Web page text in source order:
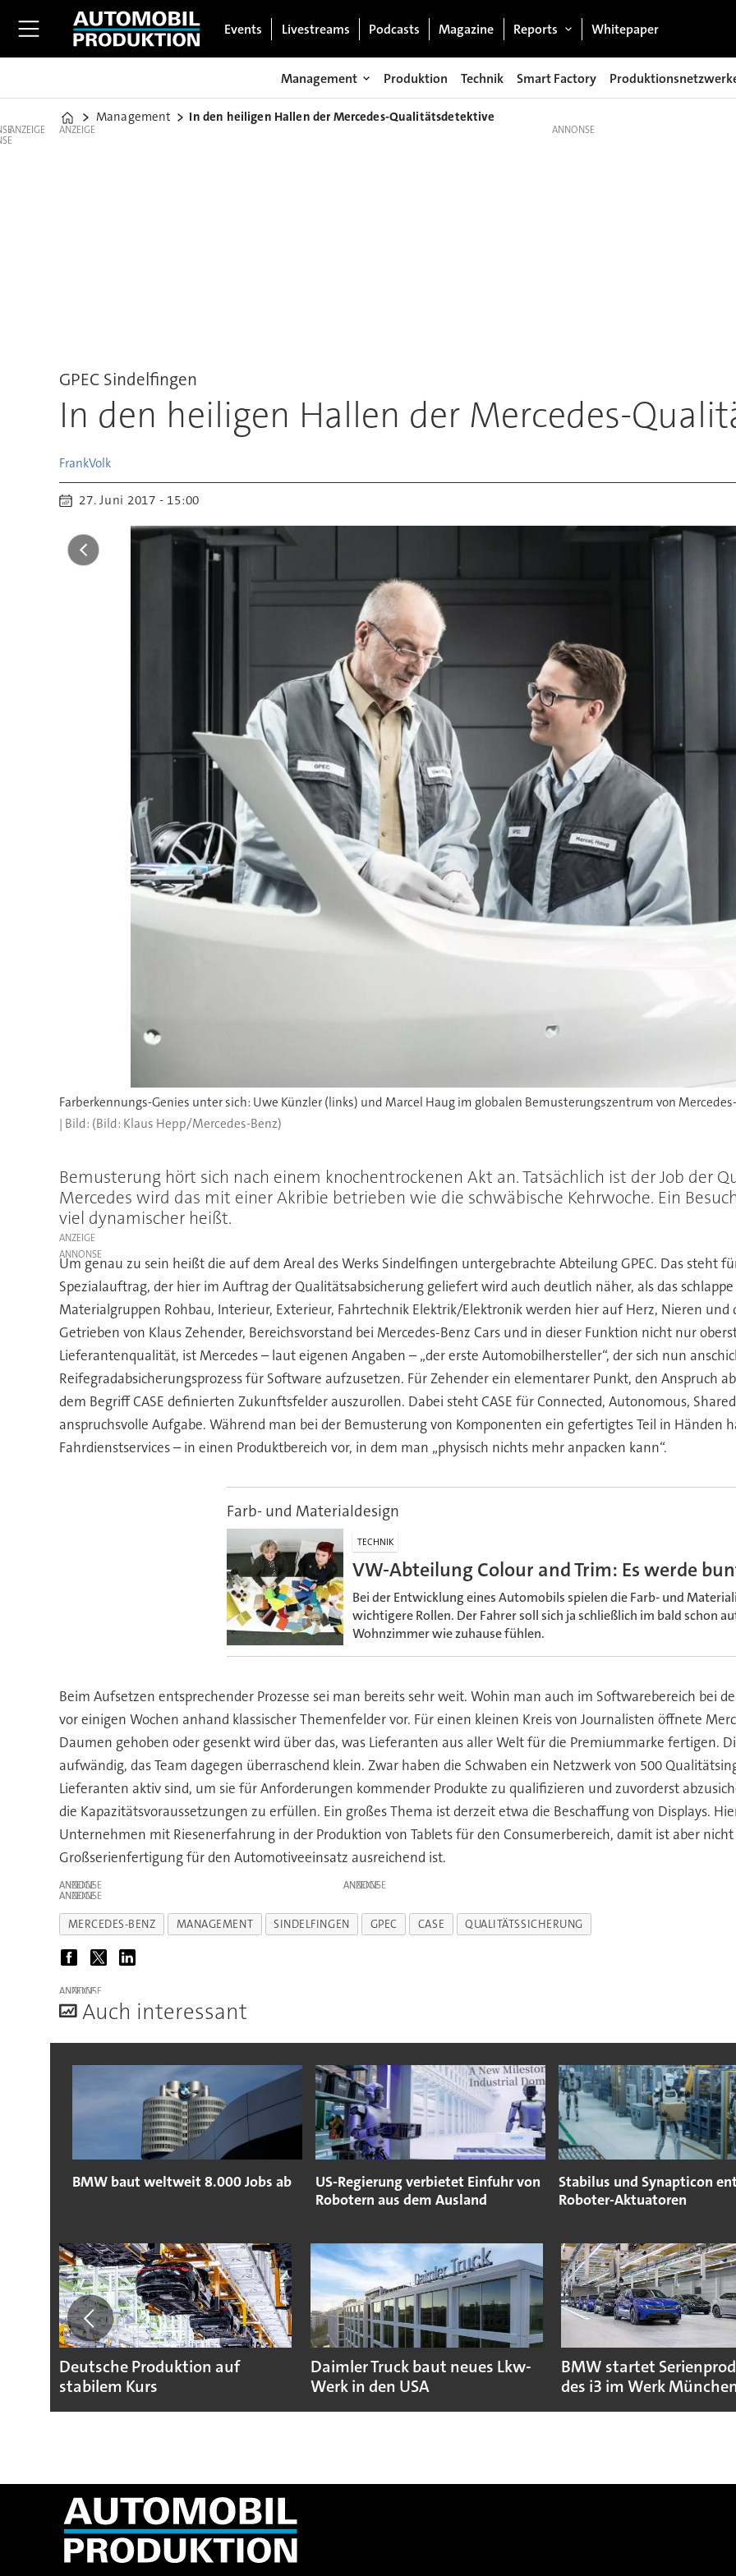
Events Livestreams Podcasts Magazine Reports Whitepaper
Management Produktion Technik Smart Factory
Home
Management In den heiligen Hallen der Mercedes-Qualitätsdetektive
ANZEIGE ANZEIGE
GPEC Sindelfingen
In den heiligen Hallen der Mercedes-
FrankVolk
27. Juni 2017 - 15:00
Farberkennungs-Genies unter sich: Uwe Künzler (links) und Marcel Haug im globalen Bemusterungszentrum von
(Bild: Klaus Hepp/Mercedes-Benz)
Bemusterung hört sich nach einem knochentrockenen Akt an. Tatsächlich ist der Job der
Mercedes wird das mit einer Akribie betrieben wie die schwäbische Kehrwoche. Ein
viel dynamischer heißt.
ANZEIGE
Um genau zu sein heißt die auf dem Areal des Werks Sindelfingen untergebrachte Abteilung GPEC. Das steht
Spezialauftrag, der hier im Auftrag der Qualitätsabsicherung geliefert wird auch deutlich näher, als das schlappe
Materialgruppen Rohbau, Interieur, Exterieur, Fahrtechnik Elektrik/Elektronik werden hier auf Herz, Nieren
Getrieben von Klaus Zehender, Bereichsvorstand bei Mercedes-Benz Cars und in dieser Funktion nicht nur
Lieferantenqualität, ist Mercedes – laut eigenen Angaben – „der erste Automobilhersteller“, der sich nun
Reifegradabsicherungsprozess für Software aufzusetzen. Für Zehender ein elementarer Punkt, den Anspruch
dem Begriff CASE definierten Zukunftsfelder auszurollen. Dabei steht CASE für Connected, Autonomous,
anspruchsvolle Aufgabe. Während man bei der Bemusterung von Komponenten ein gefertigtes Teil in Händen
Fahrdienstservices – in einen Produktbereich vor, in dem man „physisch nichts mehr anpacken kann“.
Farb- und Materialdesign
TECHNIK
VW-Abteilung Colour and Trim: Es werde
Bei der Entwicklung eines Automobils spielen die Farb- und
wichtigere Rollen. Der Fahrer soll sich ja schließlich im bald schon
Wohnzimmer wie zuhause fühlen.
Beim Aufsetzen entsprechender Prozesse sei man bereits sehr weit. Wohin man auch im Softwarebereich bei
vor einigen Wochen anhand klassischer Themenfelder vor. Für einen kleinen Kreis von Journalisten öffnete
Daumen gehoben oder gesenkt wird über das, was Lieferanten aus aller Welt für die Premiummarke fertigen.
aufwändig, das Team dagegen überraschend klein. Zwar haben die Schwaben ein Netzwerk von 500
Lieferanten aktiv sind, um sie für Anforderungen kommender Produkte zu qualifizieren und zuvorderst
die Kapazitätsvoraussetzungen zu erfüllen. Ein großes Thema ist derzeit etwa die Beschaffung von Displays.
Unternehmen mit Riesenerfahrung in der Produktion von Tablets für den Consumerbereich, damit ist aber
Großserienfertigung für den Automotiveeinsatz ausreichend ist.
ANZEIGE ANZEIGE
ANZEIGE
MERCEDES-BENZ MANAGEMENT SINDELFINGEN GPEC CASE QUALITÄTSSICHERUNG
ANZEIGE
Auch interessant
BMW baut weltweit 8.000 Jobs ab
US-Regierung verbietet Einfuhr von
Robotern aus dem Ausland
Stabilus und Synapticon
Roboter-Aktuatoren
Deutsche Produktion auf
stabilem Kurs
Daimler Truck baut neues Lkw-
Werk in den USA
BMW startet
des i3 im Werk München